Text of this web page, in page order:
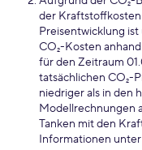
der
Preisentwicklung
CO₂-Kosten
für den Zeitraum
tatsächlichen CO₂-
niedriger als in den
Modellrechnungen
Tanken mit den
Informationen unter